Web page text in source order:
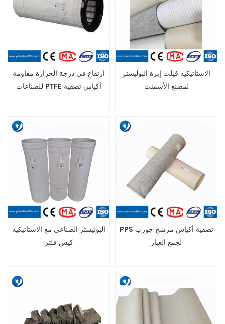
ارتفاع في درجة الحرارة مقاومة
للصناعات PTFE أكياس تصفية
الاستاتيكيه فيلت إبرة البوليستر
لمصنع الأسمنت
البوليستر الصناعي مع الاستاتيكيه
كيس فلتر
PPS تصفية أكياس مرشح جورب
لجمع الغبار